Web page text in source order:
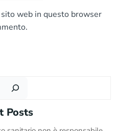
web in questo browser
Posts